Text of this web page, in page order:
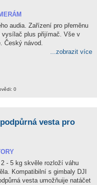
audia. Zařízení pro přeměnu
vysílač plus přijímač. Vše v
Český návod.
...zobrazit více
0
vesta pro
- 5 kg skvěle rozloží váhu
Kompatibilní s gimbaly DJI
vesta umožňuije natáčet